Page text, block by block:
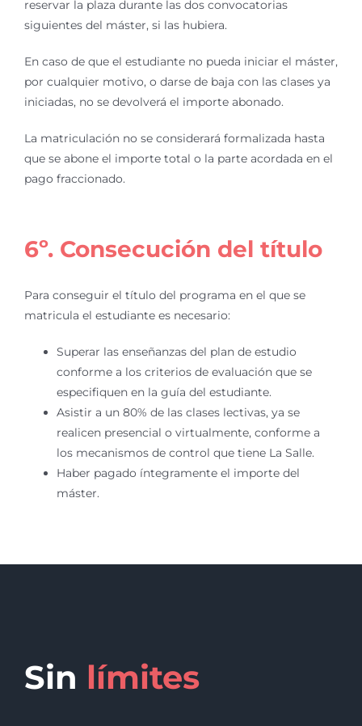
reservar la plaza durante las dos convocatorias
siguientes del máster, si las hubiera.
En caso de que el estudiante no pueda iniciar el máster,
por cualquier motivo, o darse de baja con las clases ya
iniciadas, no se devolverá el importe abonado.
La matriculación no se considerará formalizada hasta
que se abone el importe total o la parte acordada en el
pago fraccionado.
6º. Consecución del título
Para conseguir el título del programa en el que se
matricula el estudiante es necesario:
Superar las enseñanzas del plan de estudio
conforme a los criterios de evaluación que se
especifiquen en la guía del estudiante.
Asistir a un 80% de las clases lectivas, ya se
realicen presencial o virtualmente, conforme a
los mecanismos de control que tiene La Salle.
Haber pagado íntegramente el importe del
máster.
Sin límites